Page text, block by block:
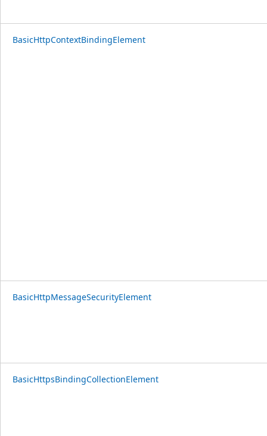
BasicHttpContextBindingElement
BasicHttpMessageSecurityElement
BasicHttpsBindingCollectionElement